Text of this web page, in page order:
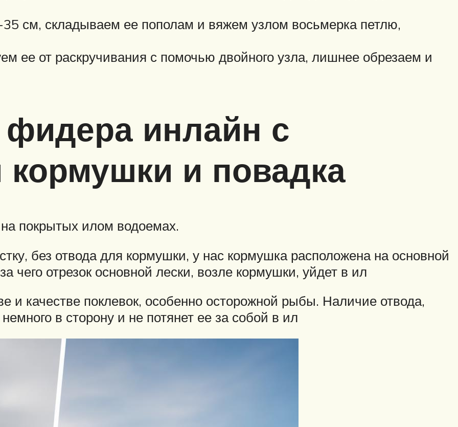
35 см, складываем ее пополам и вяжем узлом восьмерка петлю,
ее от раскручивания с помочью двойного узла, лишнее обрезаем и
инлайн с
и повадка
покрытых илом водоемах.
без отвода для кормушки, у нас кормушка расположена на основной
чего отрезок основной лески, возле кормушки, уйдет в ил
и качестве поклевок, особенно осторожной рыбы. Наличие отвода,
в сторону и не потянет ее за собой в ил